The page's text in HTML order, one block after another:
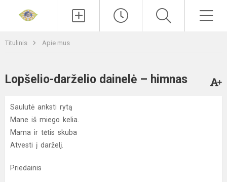
Titulinis Apie mus
Lopšelio-darželio dainelė – himnas
Saulutė anksti rytą
Mane iš miego kelia.
Mama ir tėtis skuba
Atvesti į darželį.
Priedainis